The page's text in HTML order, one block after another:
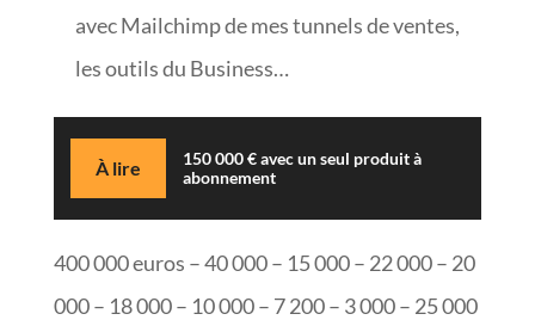
avec Mailchimp de mes tunnels de ventes,
les outils du Business…
À lire
150 000 € avec un seul produit à
abonnement
400 000 euros – 40 000 – 15 000 – 22 000 – 20
000 – 18 000 – 10 000 – 7 200 – 3 000 – 25 000